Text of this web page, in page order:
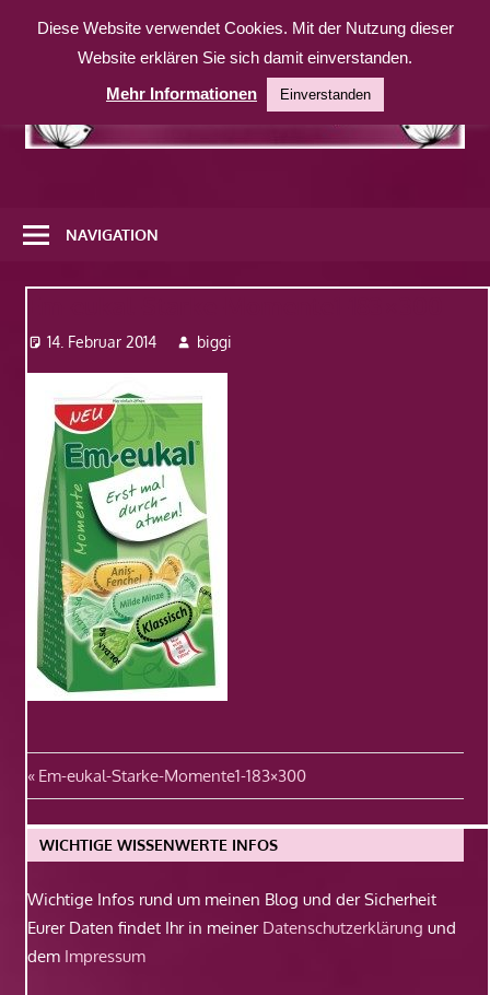
Inhalt
weitere
Website
NAVIGATION
14. Februar 2014 biggi
Beitragsnavigation
Vorheriger
Beitrag:
Em-eukal-Starke-Momente1-183×300
WICHTIGE WISSENWERTE INFOS
Wichtige Infos rund um meinen Blog und der Sicherheit
Eurer Daten findet Ihr in meiner Datenschutzerklärung und
dem Impressum
Diese Website verwendet Cookies. Mit der Nutzung dieser
Website erklären Sie sich damit einverstanden.
Mehr Informationen
Einverstanden